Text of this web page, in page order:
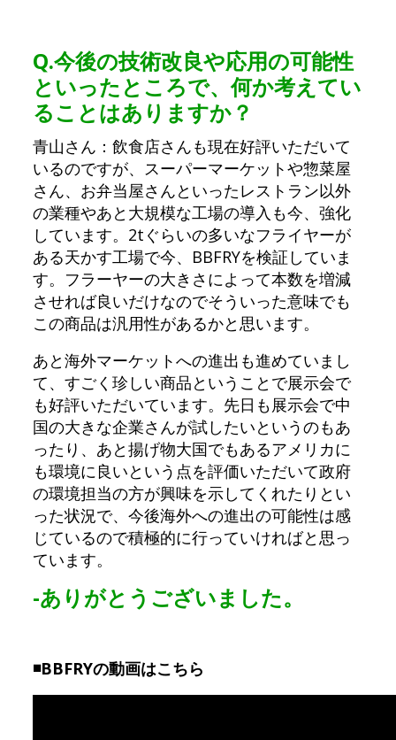
Q.今後の技術改良や応用の可能性
といったところで、何か考えてい
ることはありますか？
青山さん：飲食店さんも現在好評いただいて
いるのですが、スーパーマーケットや惣菜屋
さん、お弁当屋さんといったレストラン以外
の業種やあと大規模な工場の導入も今、強化
しています。2tぐらいの多いなフライヤーが
ある天かす工場で今、BBFRYを検証していま
す。フラーヤーの大きさによって本数を増減
させれば良いだけなのでそういった意味でも
この商品は汎用性があるかと思います。
あと海外マーケットへの進出も進めていまし
て、すごく珍しい商品ということで展示会で
も好評いただいています。先日も展示会で中
国の大きな企業さんが試したいというのもあ
ったり、あと揚げ物大国でもあるアメリカに
も環境に良いという点を評価いただいて政府
の環境担当の方が興味を示してくれたりとい
った状況で、今後海外への進出の可能性は感
じているので積極的に行っていければと思っ
ています。
-ありがとうございました。
◾️BBFRYの動画はこちら